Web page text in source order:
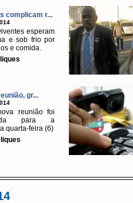
complicam r...
esperam
e sob frio por
e comida.
gr...
reunião foi
para a
quarta-feira (6)